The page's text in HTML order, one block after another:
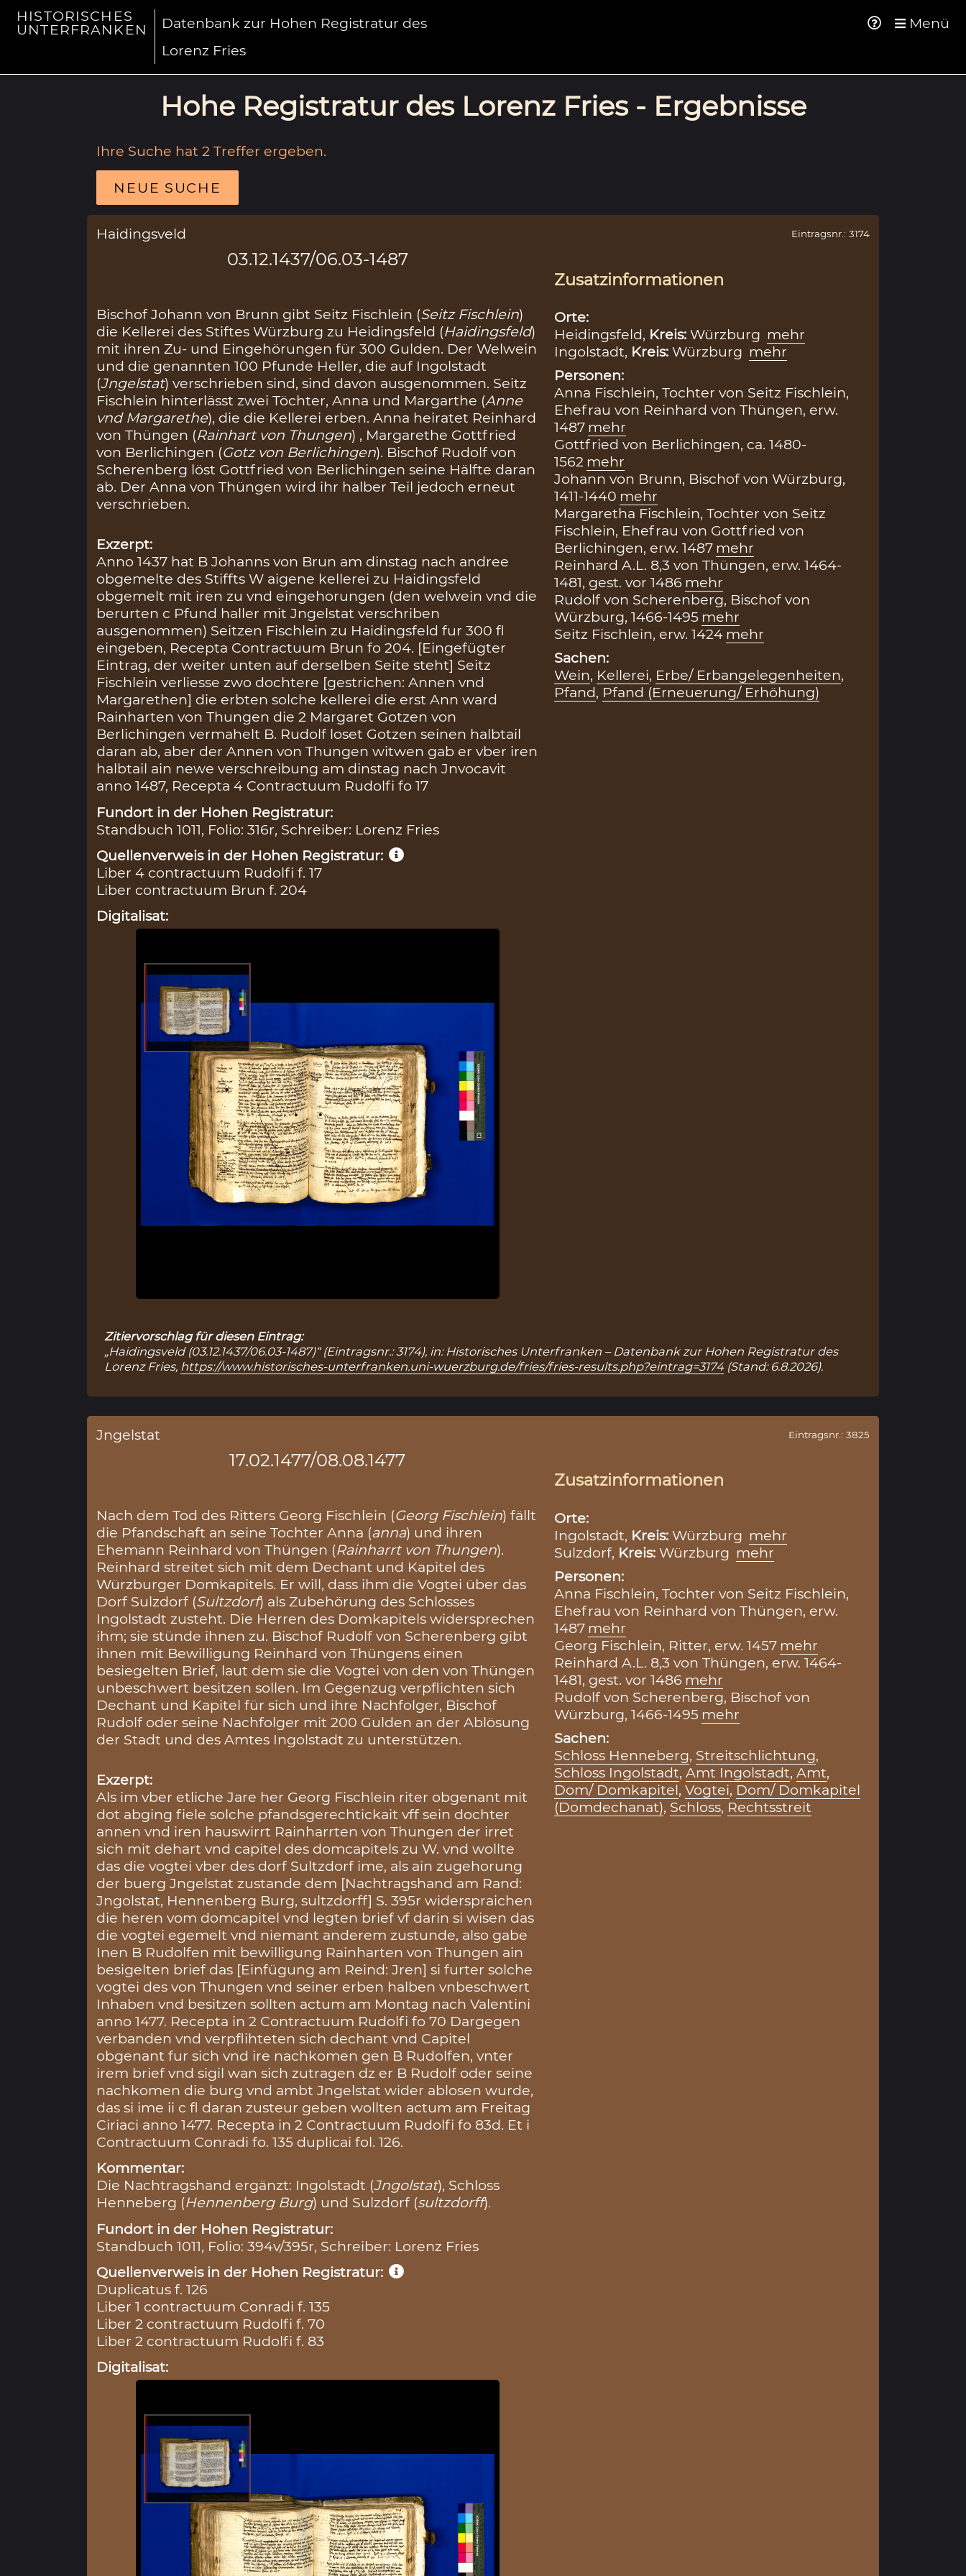
HISTORISCHES
UNTERFRANKEN
Datenbank zur Hohen Registratur des
Lorenz Fries
Menü
Hohe Registratur des Lorenz Fries - Ergebnisse
Ihre Suche hat 2 Treffer ergeben.
NEUE SUCHE
Haidingsveld
03.12.1437/06.03-1487
Bischof Johann von Brunn gibt Seitz Fischlein (Seitz Fischlein)
die Kellerei des Stiftes Würzburg zu Heidingsfeld (Haidingsfeld)
mit ihren Zu- und Eingehörungen für 300 Gulden. Der Welwein
und die genannten 100 Pfunde Heller, die auf Ingolstadt
(Jngelstat) verschrieben sind, sind davon ausgenommen. Seitz
Fischlein hinterlässt zwei Töchter, Anna und Margarthe (Anne
vnd Margarethe), die die Kellerei erben. Anna heiratet Reinhard
von Thüngen (Rainhart von Thungen) , Margarethe Gottfried
von Berlichingen (Gotz von Berlichingen). Bischof Rudolf von
Scherenberg löst Gottfried von Berlichingen seine Hälfte daran
ab. Der Anna von Thüngen wird ihr halber Teil jedoch erneut
verschrieben.
Exzerpt:
Anno 1437 hat B Johanns von Brun am dinstag nach andree
obgemelte des Stiffts W aigene kellerei zu Haidingsfeld
obgemelt mit iren zu vnd eingehorungen (den welwein vnd die
berurten c Pfund haller mit Jngelstat verschriben
ausgenommen) Seitzen Fischlein zu Haidingsfeld fur 300 fl
eingeben, Recepta Contractuum Brun fo 204. [Eingefügter
Eintrag, der weiter unten auf derselben Seite steht] Seitz
Fischlein verliesse zwo dochtere [gestrichen: Annen vnd
Margarethen] die erbten solche kellerei die erst Ann ward
Rainharten von Thungen die 2 Margaret Gotzen von
Berlichingen vermahelt B. Rudolf loset Gotzen seinen halbtail
daran ab, aber der Annen von Thungen witwen gab er vber iren
halbtail ain newe verschreibung am dinstag nach Jnvocavit
anno 1487, Recepta 4 Contractuum Rudolfi fo 17
Fundort in der Hohen Registratur:
Standbuch 1011, Folio: 316r, Schreiber: Lorenz Fries
Quellenverweis in der Hohen Registratur:
Liber 4 contractuum Rudolfi f. 17
Liber contractuum Brun f. 204
Digitalisat:
Eintragsnr.: 3174
Zusatzinformationen
Orte:
Heidingsfeld, Kreis: Würzburg mehr
Ingolstadt, Kreis: Würzburg mehr
Personen:
Anna Fischlein, Tochter von Seitz Fischlein,
Ehefrau von Reinhard von Thüngen, erw.
1487 mehr
Gottfried von Berlichingen, ca. 1480-
1562 mehr
Johann von Brunn, Bischof von Würzburg,
1411-1440 mehr
Margaretha Fischlein, Tochter von Seitz
Fischlein, Ehefrau von Gottfried von
Berlichingen, erw. 1487 mehr
Reinhard A.L. 8,3 von Thüngen, erw. 1464-
1481, gest. vor 1486 mehr
Rudolf von Scherenberg, Bischof von
Würzburg, 1466-1495 mehr
Seitz Fischlein, erw. 1424 mehr
Sachen:
Wein, Kellerei, Erbe/ Erbangelegenheiten,
Pfand, Pfand (Erneuerung/ Erhöhung)
Zitiervorschlag für diesen Eintrag:
„Haidingsveld (03.12.1437/06.03-1487)“ (Eintragsnr.: 3174), in: Historisches Unterfranken – Datenbank zur Hohen Registratur des
Lorenz Fries, https://www.historisches-unterfranken.uni-wuerzburg.de/fries/fries-results.php?eintrag=3174(Stand: 6.8.2026).
Jngelstat
17.02.1477/08.08.1477
Nach dem Tod des Ritters Georg Fischlein (Georg Fischlein) fällt
die Pfandschaft an seine Tochter Anna (anna) und ihren
Ehemann Reinhard von Thüngen (Rainharrt von Thungen).
Reinhard streitet sich mit dem Dechant und Kapitel des
Würzburger Domkapitels. Er will, dass ihm die Vogtei über das
Dorf Sulzdorf (Sultzdorf) als Zubehörung des Schlosses
Ingolstadt zusteht. Die Herren des Domkapitels widersprechen
ihm; sie stünde ihnen zu. Bischof Rudolf von Scherenberg gibt
ihnen mit Bewilligung Reinhard von Thüngens einen
besiegelten Brief, laut dem sie die Vogtei von den von Thüngen
unbeschwert besitzen sollen. Im Gegenzug verpflichten sich
Dechant und Kapitel für sich und ihre Nachfolger, Bischof
Rudolf oder seine Nachfolger mit 200 Gulden an der Ablösung
der Stadt und des Amtes Ingolstadt zu unterstützen.
Exzerpt:
Als im vber etliche Jare her Georg Fischlein riter obgenant mit
dot abging fiele solche pfandsgerechtickait vff sein dochter
annen vnd iren hauswirrt Rainharrten von Thungen der irret
sich mit dehart vnd capitel des domcapitels zu W. vnd wollte
das die vogtei vber des dorf Sultzdorf ime, als ain zugehorung
der buerg Jngelstat zustande dem [Nachtragshand am Rand:
Jngolstat, Hennenberg Burg, sultzdorff] S. 395r widerspraichen
die heren vom domcapitel vnd legten brief vf darin si wisen das
die vogtei egemelt vnd niemant anderem zustunde, also gabe
Inen B Rudolfen mit bewilligung Rainharten von Thungen ain
besigelten brief das [Einfügung am Reind: Jren] si furter solche
vogtei des von Thungen vnd seiner erben halben vnbeschwert
Inhaben vnd besitzen sollten actum am Montag nach Valentini
anno 1477. Recepta in 2 Contractuum Rudolfi fo 70 Dargegen
verbanden vnd verpflihteten sich dechant vnd Capitel
obgenant fur sich vnd ire nachkomen gen B Rudolfen, vnter
irem brief vnd sigil wan sich zutragen dz er B Rudolf oder seine
nachkomen die burg vnd ambt Jngelstat wider ablosen wurde,
das si ime ii c fl daran zusteur geben wollten actum am Freitag
Ciriaci anno 1477. Recepta in 2 Contractuum Rudolfi fo 83d. Et i
Contractuum Conradi fo. 135 duplicai fol. 126.
Kommentar:
Die Nachtragshand ergänzt: Ingolstadt (Jngolstat), Schloss
Henneberg (Hennenberg Burg) und Sulzdorf (sultzdorff).
Fundort in der Hohen Registratur:
Standbuch 1011, Folio: 394v/395r, Schreiber: Lorenz Fries
Quellenverweis in der Hohen Registratur:
Duplicatus f. 126
Liber 1 contractuum Conradi f. 135
Liber 2 contractuum Rudolfi f. 70
Liber 2 contractuum Rudolfi f. 83
Digitalisat:
Eintragsnr.: 3825
Zusatzinformationen
Orte:
Ingolstadt, Kreis: Würzburg mehr
Sulzdorf, Kreis: Würzburg mehr
Personen:
Anna Fischlein, Tochter von Seitz Fischlein,
Ehefrau von Reinhard von Thüngen, erw.
1487 mehr
Georg Fischlein, Ritter, erw. 1457 mehr
Reinhard A.L. 8,3 von Thüngen, erw. 1464-
1481, gest. vor 1486 mehr
Rudolf von Scherenberg, Bischof von
Würzburg, 1466-1495 mehr
Sachen:
Schloss Henneberg, Streitschlichtung,
Schloss Ingolstadt, Amt Ingolstadt, Amt,
Dom/ Domkapitel, Vogtei, Dom/ Domkapitel
(Domdechanat), Schloss, Rechtsstreit